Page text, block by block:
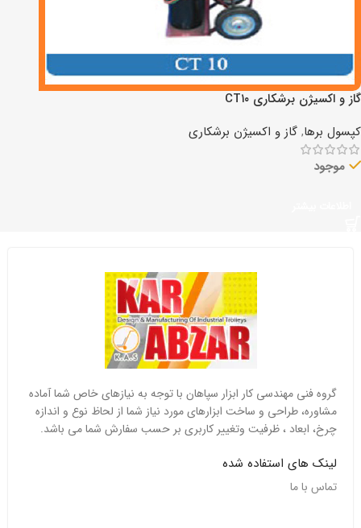
گاز و اکسیژن برشکاری CT۱۰
کپسول برها, گاز و اکسیژن برشکاری
موجود
گروه فنی مهندسی کار ابزار سپاهان با توجه به نیازهای خاص شما آماده
مشاوره، طراحی و ساخت ابزارهای مورد نیاز شما از لحاظ نوع و اندازه
چرخ، ابعاد ، ظرفیت وتغییر کاربری بر حسب سفارش شما می باشد.
لینک های استفاده شده
تماس با ما